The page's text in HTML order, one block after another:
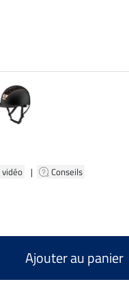
vidéo | Conseils
Ajouter au panier